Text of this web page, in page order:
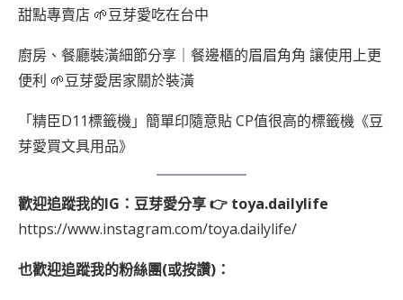
甜點專賣店 🌱豆芽愛吃在台中
廚房、餐廳裝潢細節分享｜餐邊櫃的眉眉角角 讓使用上更
便利 🌱豆芽愛居家關於裝潢
「精臣D11標籤機」簡單印隨意貼 CP值很高的標籤機《豆
芽愛買文具用品》
歡迎追蹤我的IG：豆芽愛分享 👉 toya.dailylife
https://www.instagram.com/toya.dailylife/
也歡迎追蹤我的粉絲團(或按讚)：